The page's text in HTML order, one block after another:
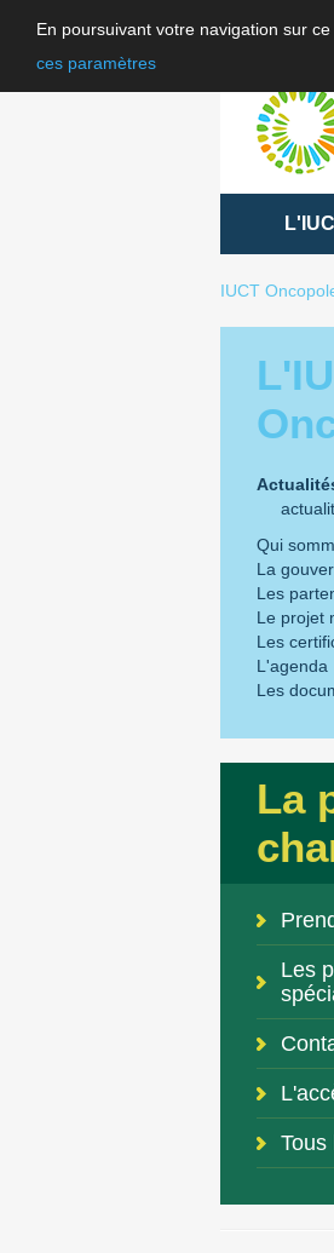
En poursuivant votre navigation sur
ces paramètres
IUCT
Qui
La
Les
Le projet
Les
L'agenda
Les
La
Les
Tous